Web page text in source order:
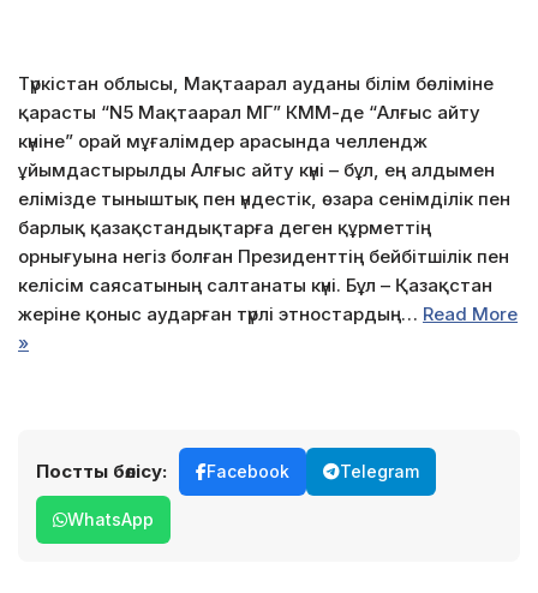
Түркістан облысы, Мақтаарал ауданы білім бөліміне
қарасты “N5 Мақтаарал МГ” КММ-де “Алғыс айту
күніне” орай мұғалімдер арасында челлендж
ұйымдастырылды Алғыс айту күні – бұл, ең алдымен
елімізде тыныштық пен үндестік, өзара сенімділік пен
барлық қазақстандықтарға деген құрметтің
орнығуына негіз болған Президенттің бейбітшілік пен
келісім саясатының салтанаты күні. Бұл – Қазақстан
жеріне қоныс аударған түрлі этностардың… Read More
»
Постты бөлісу: Facebook Telegram
WhatsApp